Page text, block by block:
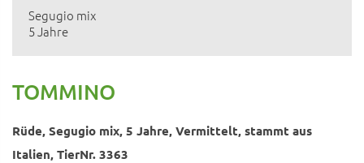
Segugio mix
5 Jahre
TOMMINO
Rüde, Segugio mix, 5 Jahre, Vermittelt, stammt aus
Italien, TierNr. 3363